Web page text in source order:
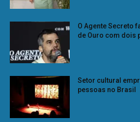
O Agente Secreto
de Ouro com dois
Setor cultural
pessoas no Brasil